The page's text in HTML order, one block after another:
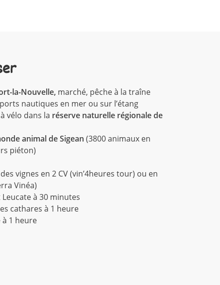
la-Nouvelle, marché, pêche à la traîne
nautiques en mer ou sur l’étang
vélo dans la réserve naturelle régionale de
animal de Sigean (3800 animaux en
piéton)
vignes en 2 CV (vin’4heures tour) ou en
Vinéa)
à 30 minutes
cathares à 1 heure
à 1 heure